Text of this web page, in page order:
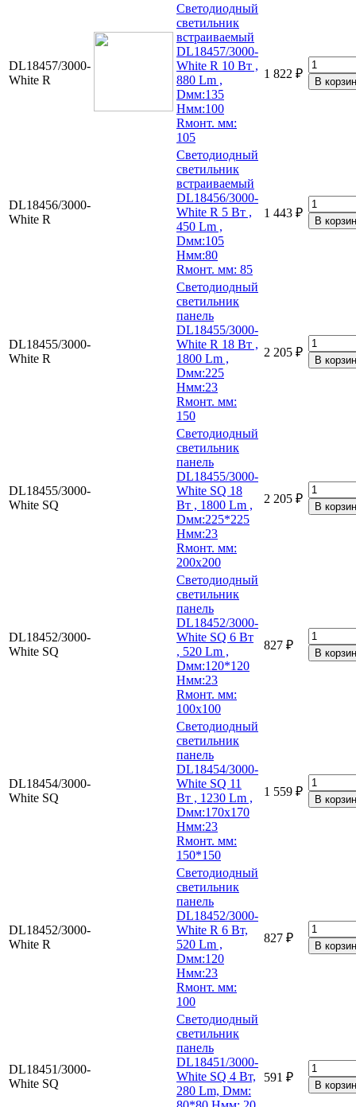
DL18457/3000-
White R
Светодиодный
светильник
встраиваемый
DL18457/3000-
White R 10 Вт ,
880 Lm ,
Dмм:135
Hмм:100
Rмонт. мм:
105
1 822 ₽
DL18456/3000-
White R
Светодиодный
светильник
встраиваемый
DL18456/3000-
White R 5 Вт ,
450 Lm ,
Dмм:105
Hмм:80
Rмонт. мм: 85
1 443 ₽
DL18455/3000-
White R
Светодиодный
светильник
панель
DL18455/3000-
White R 18 Вт ,
1800 Lm ,
Dмм:225
Hмм:23
Rмонт. мм:
150
2 205 ₽
DL18455/3000-
White SQ
Светодиодный
светильник
панель
DL18455/3000-
White SQ 18
Вт , 1800 Lm ,
Dмм:225*225
Hмм:23
Rмонт. мм:
200х200
2 205 ₽
DL18452/3000-
White SQ
Светодиодный
светильник
панель
DL18452/3000-
White SQ 6 Вт
, 520 Lm ,
Dмм:120*120
Hмм:23
Rмонт. мм:
100х100
827 ₽
DL18454/3000-
White SQ
Светодиодный
светильник
панель
DL18454/3000-
White SQ 11
Вт , 1230 Lm ,
Dмм:170х170
Hмм:23
Rмонт. мм:
150*150
1 559 ₽
DL18452/3000-
White R
Светодиодный
светильник
панель
DL18452/3000-
White R 6 Вт,
520 Lm ,
Dмм:120
Hмм:23
Rмонт. мм:
100
827 ₽
DL18451/3000-
White SQ
Светодиодный
светильник
панель
DL18451/3000-
White SQ 4 Вт,
280 Lm, Dмм:
591 ₽